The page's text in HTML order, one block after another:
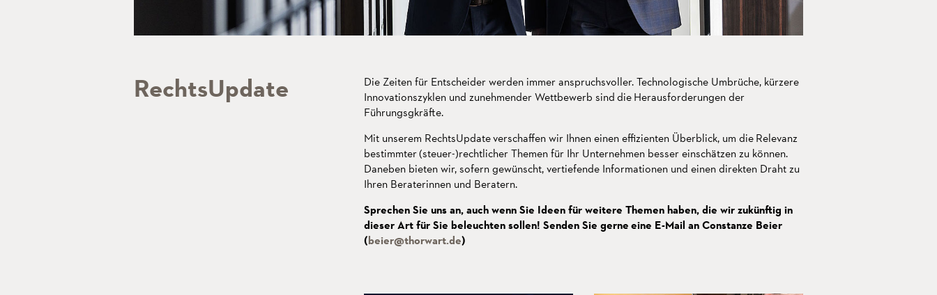
RechtsUpdate
Die Zeiten für Entscheider werden immer anspruchsvoller. Technologische Umbrüche, kürzere
Innovationszyklen und zunehmender Wettbewerb sind die Herausforderungen der
Führungsgkräfte.
Mit unserem RechtsUpdate verschaffen wir Ihnen einen effizienten Überblick, um die Relevanz
bestimmter (steuer-)rechtlicher Themen für Ihr Unternehmen besser einschätzen zu können.
Daneben bieten wir, sofern gewünscht, vertiefende Informationen und einen direkten Draht zu
Ihren Beraterinnen und Beratern.
Sprechen Sie uns an, auch wenn Sie Ideen für weitere Themen haben, die wir zukünftig in
dieser Art für Sie beleuchten sollen! Senden Sie gerne eine E-Mail an Constanze Beier
(beier@thorwart.de)